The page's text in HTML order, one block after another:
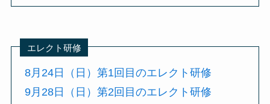
エレクト研修
8月24日（日）第1回目のエレクト研修
9月28日（日）第2回目のエレクト研修